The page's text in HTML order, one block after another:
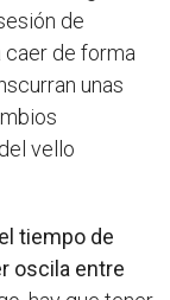
de
caer de forma
unas
vello
tiempo de
oscila entre